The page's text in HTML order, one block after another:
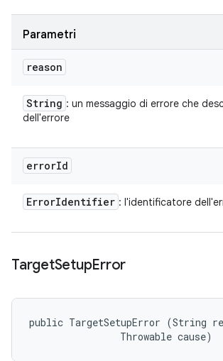
Parametri
reason
String : un messaggio di errore che
dell'errore
errorId
ErrorIdentifier : l'identificatore
TargetSetupError
public TargetSetupError (String
                Throwable cause)